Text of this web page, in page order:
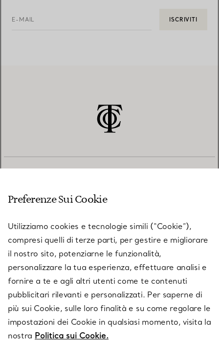
E-MAIL ISCRIVITI
SU TIFFANY & CO.
LEGALE
SEGUICI
Preferenze Sui Cookie
Utilizziamo cookies e tecnologie simili (“Cookie”),
compresi quelli di terze parti, per gestire e migliorare
il nostro sito, potenziarne le funzionalità,
personalizzare la tua esperienza, effettuare analisi e
fornire a te e agli altri utenti come te contenuti
pubblicitari rilevanti e personalizzati. Per saperne di
più sui Cookie, sulle loro finalità e su come regolare le
impostazioni dei Cookie in qualsiasi momento, visita la
nostra Politica sui Cookie.